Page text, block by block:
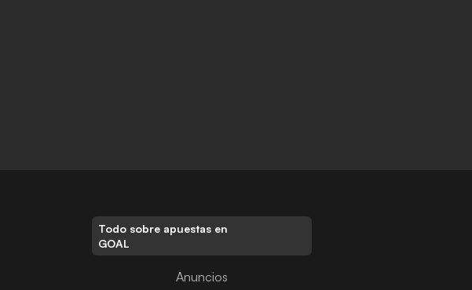
Todo sobre apuestas en
GOAL